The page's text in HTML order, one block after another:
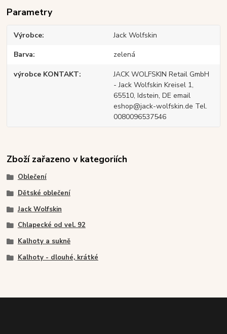
Parametry
Výrobce Jack Wolfskin
Barva zelená
výrobce KONTAKT
JACK WOLFSKIN Retail GmbH
- Jack Wolfskin Kreisel 1,
65510, Idstein, DE email
eshop@jack-wolfskin.de Tel.
0080096537546
Zboží zařazeno v kategoriích
Oblečení
Dětské oblečení
Jack Wolfskin
Chlapecké od vel. 92
Kalhoty a sukně
Kalhoty - dlouhé, krátké